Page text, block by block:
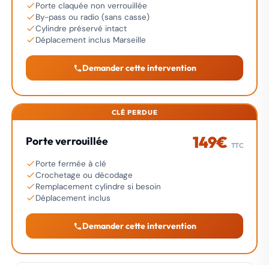
Porte claquée non verrouillée
By-pass ou radio (sans casse)
Cylindre préservé intact
Déplacement inclus Marseille
Demander cette intervention
CLÉ PERDUE
Porte verrouillée 149€ TTC
Porte fermée à clé
Crochetage ou décodage
Remplacement cylindre si besoin
Déplacement inclus
Demander cette intervention